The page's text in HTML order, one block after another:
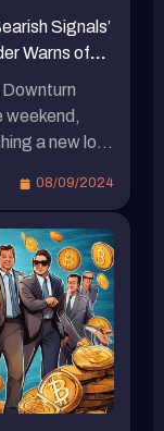
Ripple）在
美元穩定幣
的首席執
的恐慌言論
，並貪心地
加密貨幣市
化。
，近 24 小
Signals’
Warns of
weekend,
a new low
liquidation.
on the 7th. […]
08/09/2024